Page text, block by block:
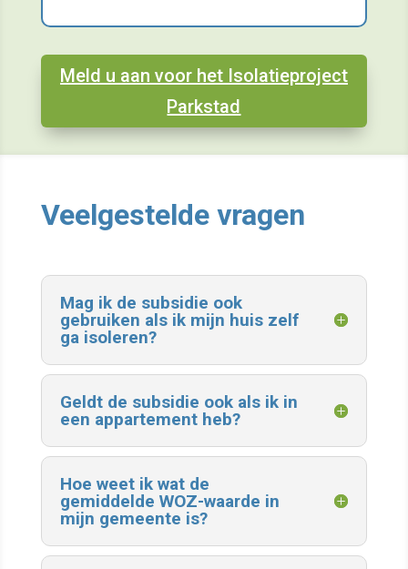
Meld u aan voor het Isolatieproject
Parkstad
Veelgestelde vragen
Mag ik de subsidie ook
gebruiken als ik mijn huis zelf
ga isoleren?
Geldt de subsidie ook als ik in
een appartement heb?
Hoe weet ik wat de
gemiddelde WOZ-waarde in
mijn gemeente is?